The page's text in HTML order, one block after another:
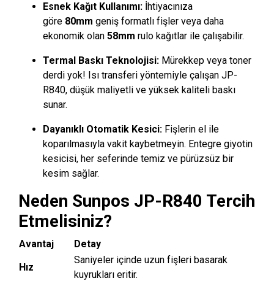
Esnek Kağıt Kullanımı: İhtiyacınıza
göre 80mm geniş formatlı fişler veya daha
ekonomik olan 58mm rulo kağıtlar ile çalışabilir.
Termal Baskı Teknolojisi: Mürekkep veya toner
derdi yok! Isı transferi yöntemiyle çalışan JP-
R840, düşük maliyetli ve yüksek kaliteli baskı
sunar.
Dayanıklı Otomatik Kesici: Fişlerin el ile
koparılmasıyla vakit kaybetmeyin. Entegre giyotin
kesicisi, her seferinde temiz ve pürüzsüz bir
kesim sağlar.
Neden Sunpos JP-R840 Tercih
Etmelisiniz?
Avantaj
Detay
Hız
Saniyeler içinde uzun fişleri basarak
kuyrukları eritir.